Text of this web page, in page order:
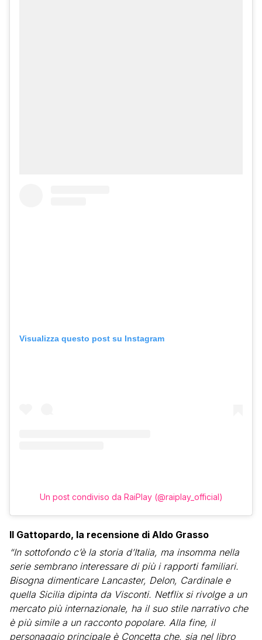
Visualizza questo post su Instagram
Un post condiviso da RaiPlay (@raiplay_official)
Il Gattopardo, la recensione di Aldo Grasso
“In sottofondo c’è la storia d’Italia, ma insomma nella
serie sembrano interessare di più i rapporti familiari.
Bisogna dimenticare Lancaster, Delon, Cardinale e
quella Sicilia dipinta da Visconti. Netflix si rivolge a un
mercato più internazionale, ha il suo stile narrativo che
è più simile a un racconto popolare. Alla fine, il
personaggio principale è Concetta che, sia nel libro